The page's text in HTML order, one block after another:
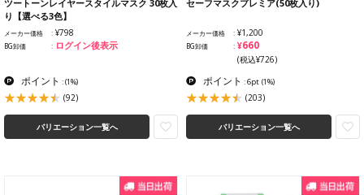
ツートーンレイヤースタイルマスク 30枚入
り【選べる3色】
メーカー価格 ¥798
BG卸価 ログイン後表示
ポイント :(1%)
(92)
バリエーション一覧へ
セーフマスクプレミア(50枚入り)
メーカー価格 ¥1,200
BG卸価 ¥660
(税込¥726)
ポイント : 6pt (1%)
(203)
バリエーション一覧へ